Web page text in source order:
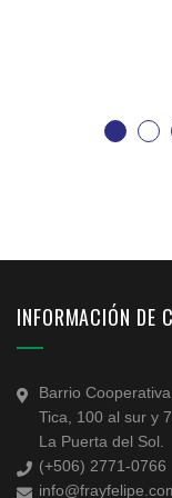
INFORMACIÓN DE
Barrio
Tica, 100 al sur y
La Puerta del Sol.
(+506) 2771-0766